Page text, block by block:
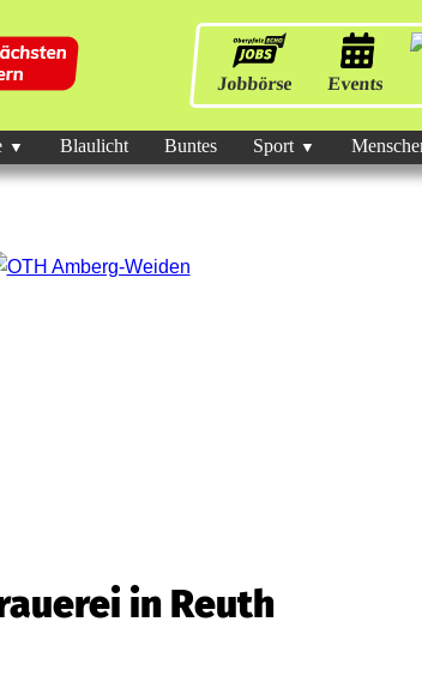
Jobbörse Events
Blaulicht Buntes Sport
in Reuth